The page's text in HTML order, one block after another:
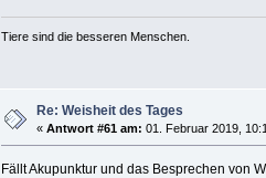
Tiere sind die besseren Menschen.
Re: Weisheit des Tages
«Antwort #61 am: 01. Februar 2019,
Fällt Akupunktur und das Besprechen von